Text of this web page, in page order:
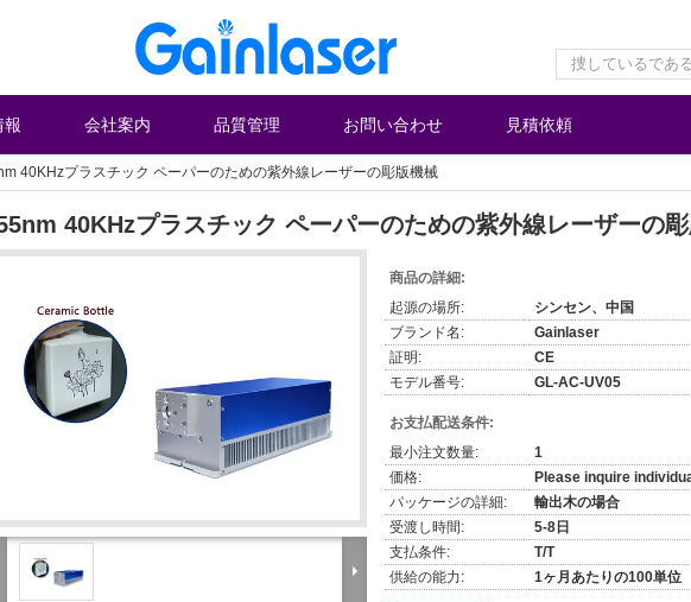
報 会社案内 品質管理 お問い合わせ 見積依頼
40KHzプラスチック ペーパーのための紫外線レーザーの彫版機械
40KHzプラスチック ペーパーのための紫外線レーザーの
商品の詳細:
起源の場所:
シンセン、中国
ブランド名:
Gainlaser
証明:
CE
モデル番号:
GL-AC-UV05
お支払配送条件:
最小注文数量:
1
価格:
Please inquire
パッケージの詳細:
輸出木の場合
受渡し時間:
5-8日
支払条件:
T/T
供給の能力:
1ヶ月あたりの100単位